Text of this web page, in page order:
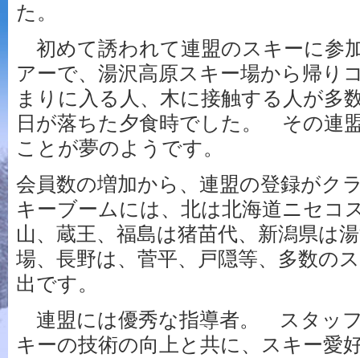
た。
初めて誘われて連盟のスキーに参
アーで、湯沢高原スキー場から帰り
まりに入る人、木に接触する人が多
日が落ちた夕食時でした。 その連
ことが夢のようです。
会員数の増加から、連盟の登録が
キーブームには、北は北海道ニセコ
山、蔵王、福島は猪苗代、新潟県は
場、長野は、菅平、戸隠等、多数の
出です。
連盟には優秀な指導者。 スタッ
キーの技術の向上と共に、スキー愛